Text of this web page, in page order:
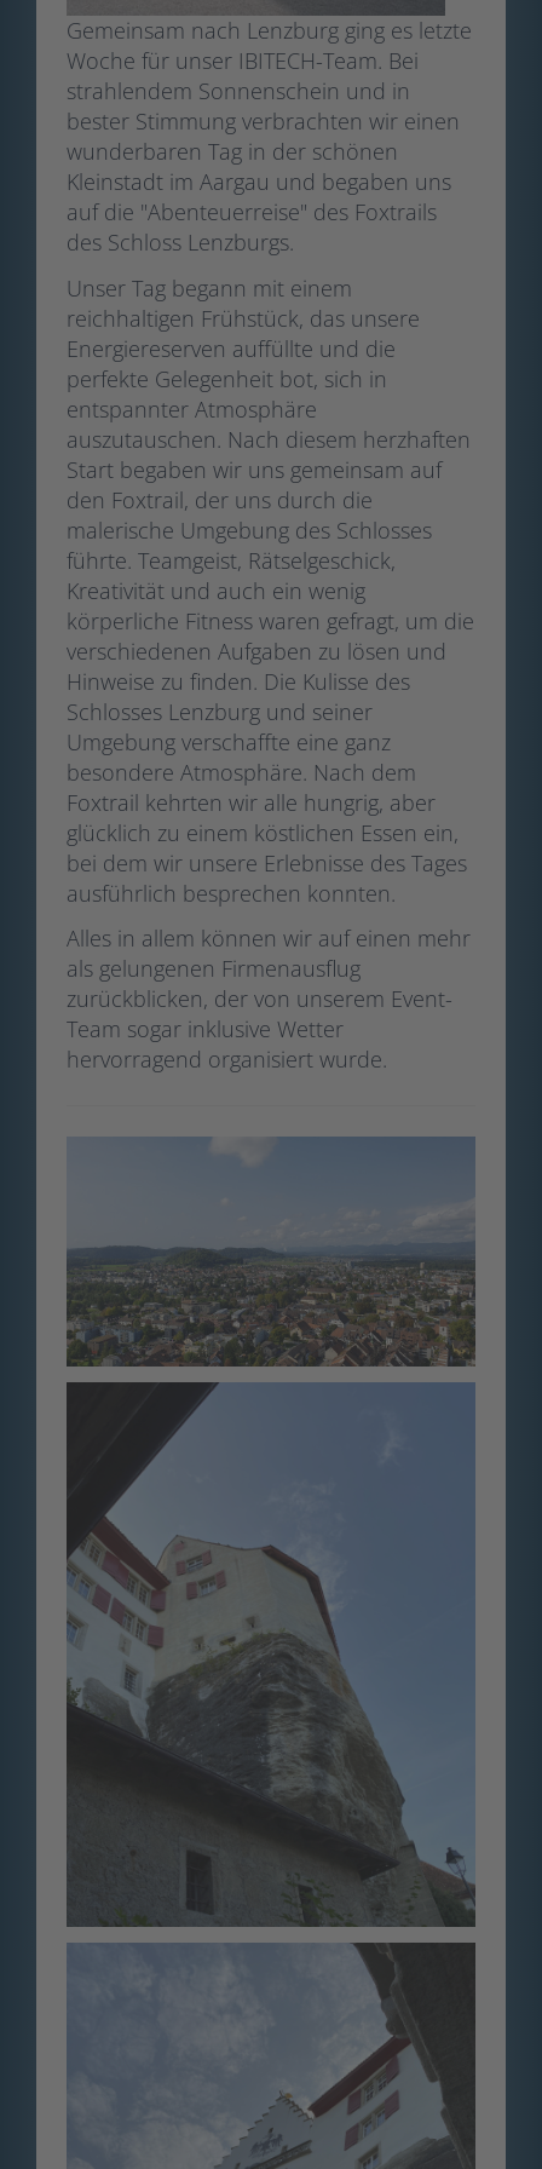
Gemeinsam nach Lenzburg ging es letzte
Woche für unser IBITECH-Team. Bei
strahlendem Sonnenschein und in
bester Stimmung verbrachten wir einen
wunderbaren Tag in der schönen
Kleinstadt im Aargau und begaben uns
auf die "Abenteuerreise" des Foxtrails
des Schloss Lenzburgs.
Unser Tag begann mit einem
reichhaltigen Frühstück, das unsere
Energiereserven auffüllte und die
perfekte Gelegenheit bot, sich in
entspannter Atmosphäre
auszutauschen. Nach diesem herzhaften
Start begaben wir uns gemeinsam auf
den Foxtrail, der uns durch die
malerische Umgebung des Schlosses
führte. Teamgeist, Rätselgeschick,
Kreativität und auch ein wenig
körperliche Fitness waren gefragt, um die
verschiedenen Aufgaben zu lösen und
Hinweise zu finden. Die Kulisse des
Schlosses Lenzburg und seiner
Umgebung verschaffte eine ganz
besondere Atmosphäre. Nach dem
Foxtrail kehrten wir alle hungrig, aber
glücklich zu einem köstlichen Essen ein,
bei dem wir unsere Erlebnisse des Tages
ausführlich besprechen konnten.
Alles in allem können wir auf einen mehr
als gelungenen Firmenausflug
zurückblicken, der von unserem Event-
Team sogar inklusive Wetter
hervorragend organisiert wurde.